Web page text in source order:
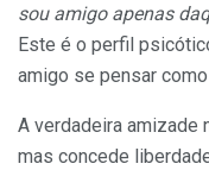
sou amigo apenas
Este é o perfil
amigo se pensar
A verdadeira amizade
mas concede